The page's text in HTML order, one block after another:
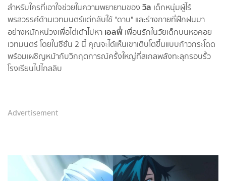
สำหรับใครที่เอาใจช่วยในความพยายามของ วิล เด็กหนุ่มผู้ไร้
พรสวรรค์ด้านเวทมนตร์แต่กลับใช้ "ดาบ" และร่างกายที่ฝึกฝนมา
อย่างหนักหน่วงเพื่อไต่เต้าไปหา เอลฟี่ เพื่อนรักในวัยเด็กบนหอคอย
เวทมนตร์ โดยในซีซั่น 2 นี้ คุณจะได้เห็นเขาเติบโตขึ้นแบบก้าวกระโดด
พร้อมเผชิญหน้ากับวิกฤตการณ์ครั้งใหญ่ที่สเกลพลังทะลุกรอบรั้ว
โรงเรียนไปไกลลิบ
Advertisement